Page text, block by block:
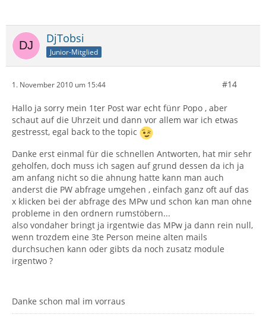
DjTobsi
Junior-Mitglied
1. November 2010 um 15:44 #14
Hallo ja sorry mein 1ter Post war echt fünr Popo , aber
schaut auf die Uhrzeit und dann vor allem war ich etwas
gestresst, egal back to the topic
Danke erst einmal für die schnellen Antworten, hat mir sehr
geholfen, doch muss ich sagen auf grund dessen da ich ja
am anfang nicht so die ahnung hatte kann man auch
anderst die PW abfrage umgehen , einfach ganz oft auf das
x klicken bei der abfrage des MPw und schon kan man ohne
probleme in den ordnern rumstöbern...
also vondaher bringt ja irgentwie das MPw ja dann rein null,
wenn trozdem eine 3te Person meine alten mails
durchsuchen kann oder gibts da noch zusatz module
irgentwo ?
Danke schon mal im vorraus